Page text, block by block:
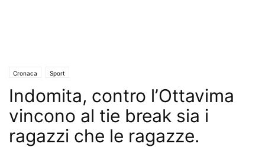
Cronaca Sport
Indomita, contro l’Ottavima
vincono al tie break sia i
ragazzi che le ragazze.